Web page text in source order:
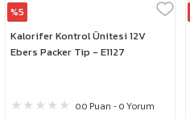
%5
Elta
Kalorifer Kontrol Ünitesi 12V
Ebers Packer Tip - E1127
0.0 Puan - 0 Yorum